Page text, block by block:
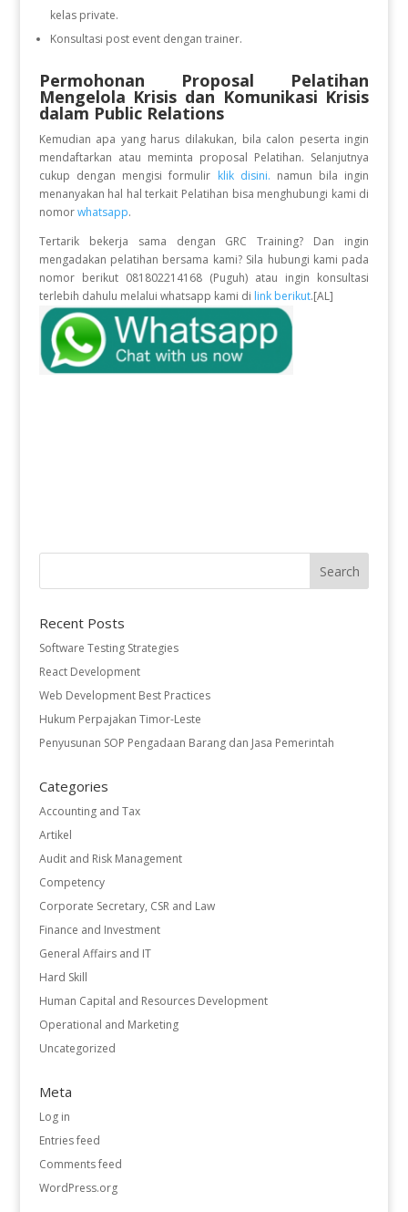
kelas private.
Konsultasi post event dengan trainer.
Permohonan Proposal Pelatihan
Mengelola Krisis dan Komunikasi Krisis
dalam Public Relations
Kemudian apa yang harus dilakukan, bila calon peserta ingin
mendaftarkan atau meminta proposal Pelatihan. Selanjutnya
cukup dengan mengisi formulir klik disini. namun bila ingin
menanyakan hal hal terkait Pelatihan bisa menghubungi kami di
nomor whatsapp.
Tertarik bekerja sama dengan GRC Training? Dan ingin
mengadakan pelatihan bersama kami? Sila hubungi kami pada
nomor berikut 081802214168 (Puguh) atau ingin konsultasi
terlebih dahulu melalui whatsapp kami di link berikut.[AL]
Recent Posts
Software Testing Strategies
React Development
Web Development Best Practices
Hukum Perpajakan Timor-Leste
Penyusunan SOP Pengadaan Barang dan Jasa Pemerintah
Categories
Accounting and Tax
Artikel
Audit and Risk Management
Competency
Corporate Secretary, CSR and Law
Finance and Investment
General Affairs and IT
Hard Skill
Human Capital and Resources Development
Operational and Marketing
Uncategorized
Meta
Log in
Entries feed
Comments feed
WordPress.org